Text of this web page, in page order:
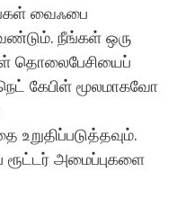
வைஃபை
நீங்கள் ஒரு
தொலைபேசியைப்
கேபிள் மூலமாகவோ
அமைப்புகளை